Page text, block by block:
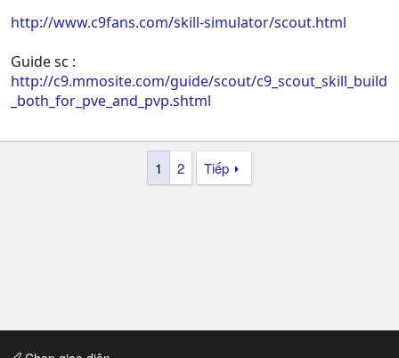
http://www.c9fans.com/skill-simulator/scout.html
Guide sc :
http://c9.mmosite.com/guide/scout/c9_scout_skill_build
_both_for_pve_and_pvp.shtml
1 2 Tiếp